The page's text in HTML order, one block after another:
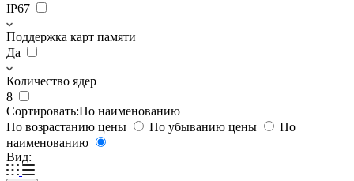
IP67
Поддержка карт памяти
Да
Количество ядер
8
Сортировать:По наименованию
По возрастанию цены
По убыванию цены
По
наименованию
Вид: